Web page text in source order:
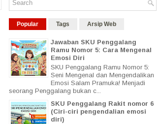
Popular Tags Arsip Web
Jawaban SKU Penggalang
Ramu Nomor 5: Cara Mengenal
Emosi Diri
SKU Penggalang Ramu Nomor 5:
Seni Mengenal dan Mengendalikan
Emosi Salam Pramuka! Menjadi
seorang Penggalang bukan c...
SKU Penggalang Rakit nomor 6
(Ciri-ciri pengendalian emosi
diri)